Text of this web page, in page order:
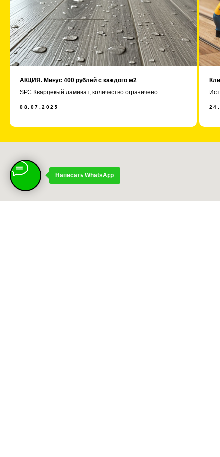
Написать WhatsApp
АКЦИЯ. Минус 400 рублей с каждого м2
SPC Кварцевый ламинат, количество ограничено.
08.07.2025